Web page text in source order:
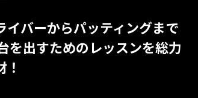
イバーからパッティングまで
を出すためのレッスンを総力
！